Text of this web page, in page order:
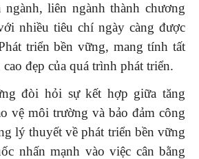
liên ngành thành chương
nhiều tiêu chí ngày càng được
triển bền vững, mang tính tất
đẹp của quá trình phát triển.
đòi hỏi sự kết hợp giữa tăng
vệ môi trường và bảo đảm công
lý thuyết về phát triển bền vững
nhấn mạnh vào việc cân bằng